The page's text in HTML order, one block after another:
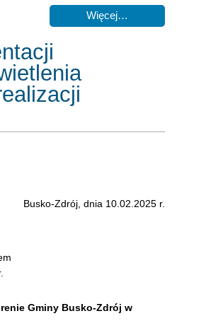
Więcej…
Busko-Zdrój, dnia 10.02.2025 r.
Gminy Busko-Zdrój w